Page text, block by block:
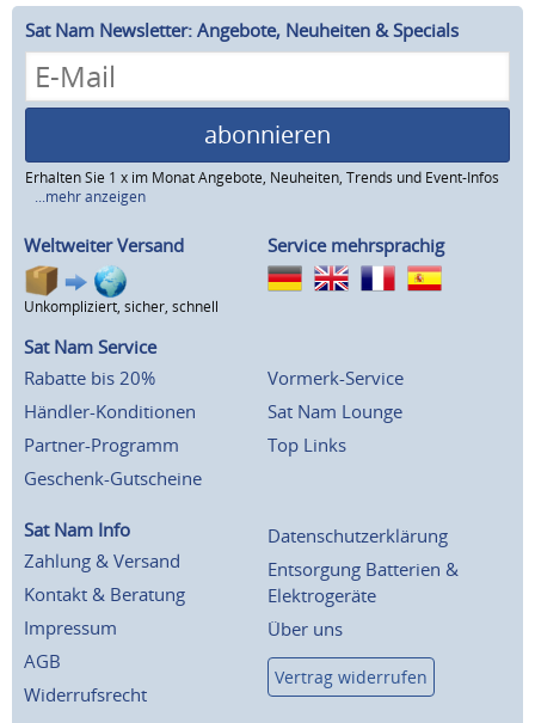
Sat Nam Newsletter: Angebote, Neuheiten & Specials
abonnieren
Erhalten Sie 1 x im Monat Angebote, Neuheiten, Trends und Event-Infos
...mehr anzeigen
Weltweiter Versand
Unkompliziert, sicher, schnell
Service mehrsprachig
Sat Nam Service
Rabatte bis 20%
Händler-Konditionen
Partner-Programm
Geschenk-Gutscheine
Vormerk-Service
Sat Nam Lounge
Top Links
Sat Nam Info
Zahlung & Versand
Kontakt & Beratung
Impressum
AGB
Widerrufsrecht
Datenschutzerklärung
Entsorgung Batterien &
Elektrogeräte
Über uns
Vertrag widerrufen